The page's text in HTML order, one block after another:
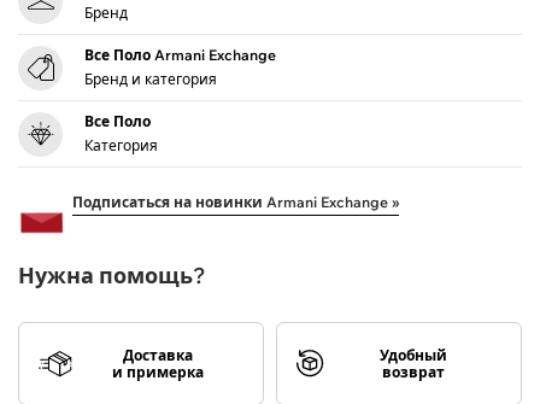
Бренд
Все Поло Armani Exchange
Бренд и категория
Все Поло
Категория
Подписаться на новинки Armani Exchange »
Нужна помощь?
Доставка
и примерка
Удобный
возврат